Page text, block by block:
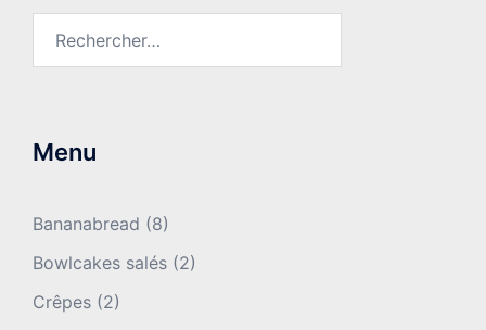
Menu
Bananabread (8)
Bowlcakes salés (2)
Crêpes (2)